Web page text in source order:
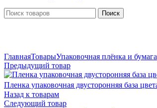
Поиск
ГлавнаяТоварыУпаковочная плёнка и бумага
Предыдущий товар
Пленка упаковочная двусторонняя база
Назад к товарам
Следующий товар